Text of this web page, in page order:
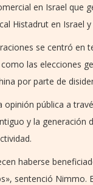
en Israel que
Histadrut en Israel
se centró en
las elecciones
por parte de
pública a
y la generación
haberse
sentenció Nimmo.